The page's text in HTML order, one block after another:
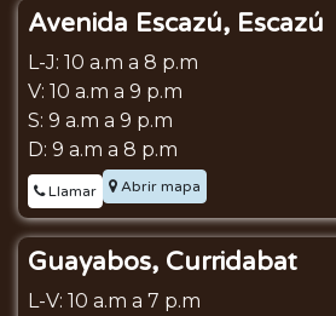
Avenida Escazú, Escazú
L-J: 10 a.m a 8 p.m
V: 10 a.m a 9 p.m
S: 9 a.m a 9 p.m
D: 9 a.m a 8 p.m
Llamar Abrir mapa
Guayabos, Curridabat
L-V: 10 a.m a 7 p.m